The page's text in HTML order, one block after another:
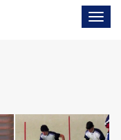
Toggle